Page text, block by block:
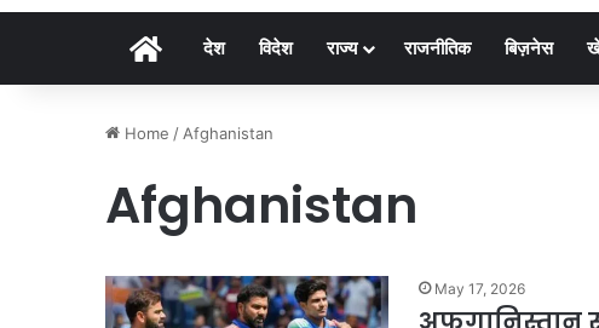
Homeदेश विदेश राज्य राजनीतिक बिज़नेस
Home / Afghanistan
Afghanistan
May 17, 2026